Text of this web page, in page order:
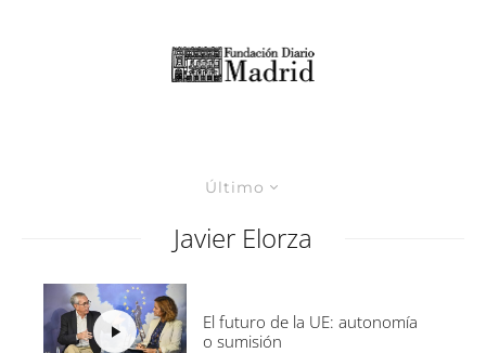
Último
Javier Elorza
El futuro de la UE: autonomía
o sumisión